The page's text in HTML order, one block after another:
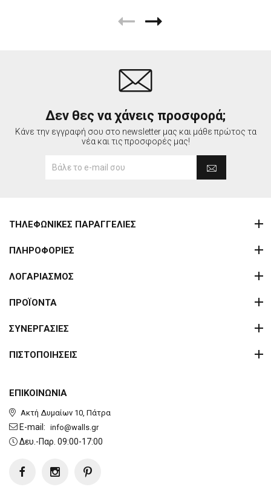
Δεν θες να χάνεις προσφορά;
Κάνε την εγγραφή σου στο newsletter μας και μάθε πρώτος τα
νέα και τις προσφορές μας!
ΕΠΙΚΟΙΝΩΝΙΑ
Ακτή Δυμαίων 10, Πάτρα
E-mail: info@walls.gr
Δευ.-Παρ. 09:00-17:00
ΤΗΛΕΦΩΝΙΚΕΣ ΠΑΡΑΓΓΕΛΙΕΣ
ΠΛΗΡΟΦΟΡΙΕΣ
ΛΟΓΑΡΙΑΣΜΟΣ
ΠΡΟΪΟΝΤΑ
ΣΥΝΕΡΓΑΣΙΕΣ
ΠΙΣΤΟΠΟΙΗΣΕΙΣ